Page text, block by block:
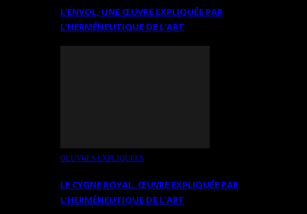
L’ENVOL, UNE ŒUVRE EXPLIQUÉE PAR
L’HERMÉNEUTIQUE DE L’ART
OEUVRES EXPLIQUÉES
LE CYGNE ROYAL. ŒUVRE EXPLIQUÉE PAR
L’HERMÉNEUTIQUE DE L’ART